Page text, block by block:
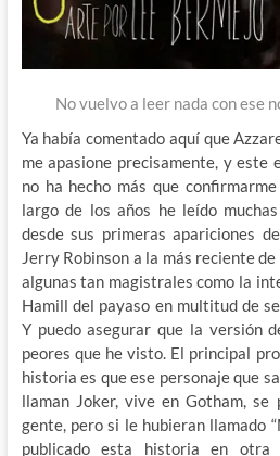
No vuelvo a leer nada con ese
Ya había comentado aquí que
me apasione precisamente, y este
no ha hecho más que
largo de los años he leído
desde sus primeras apariciones
Jerry Robinson a la más reciente
algunas tan magistrales como la
Hamill del payaso en multitud de
Y puedo asegurar que la versión
peores que he visto. El principal
historia es que ese personaje que
llaman Joker, vive en Gotham, se
gente, pero si le hubieran llamado
publicado esta historia en otra